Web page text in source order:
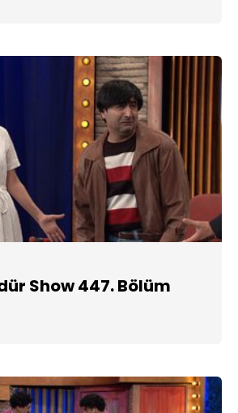
Show 447. Bölüm